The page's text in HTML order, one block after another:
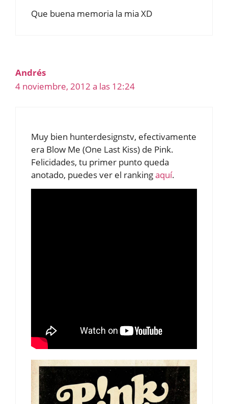
Que buena memoria la mia XD
Andrés
4 noviembre, 2012 a las 12:24
Muy bien hunterdesignstv, efectivamente
era Blow Me (One Last Kiss) de Pink.
Felicidades, tu primer punto queda
anotado, puedes ver el rankingaquí.